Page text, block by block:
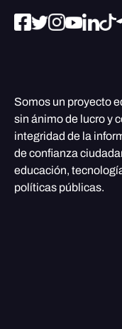
Somos un proyecto
sin ánimo de lucro y
integridad de la
de confianza
educación,
políticas públicas.